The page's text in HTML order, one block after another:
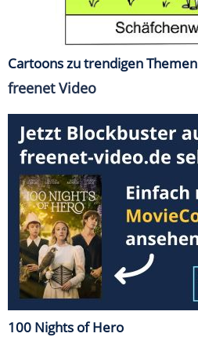
Cartoons zu trendigen Themen
freenet Video
100 Nights of Hero